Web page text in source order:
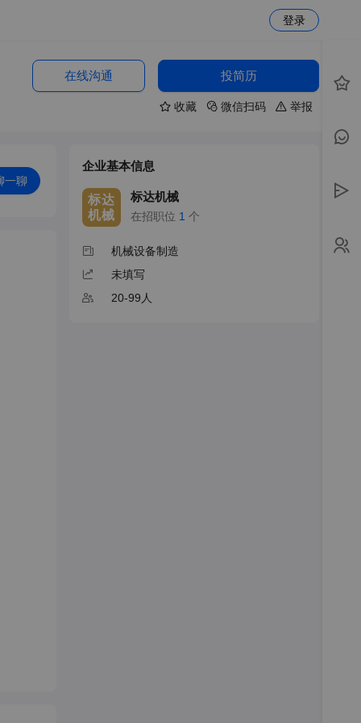
登录
在线沟通 投简历
收藏 微信扫码 举报
一聊
企业基本信息
标达
机械
标达机械
在招职位 1 个
机械设备制造
未填写
20-99人